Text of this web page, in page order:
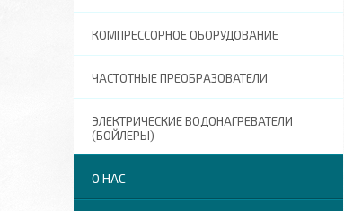
КОМПРЕССОРНОЕ ОБОРУДОВАНИЕ
ЧАСТОТНЫЕ ПРЕОБРАЗОВАТЕЛИ
ЭЛЕКТРИЧЕСКИЕ ВОДОНАГРЕВАТЕЛИ
(БОЙЛЕРЫ)
О НАС